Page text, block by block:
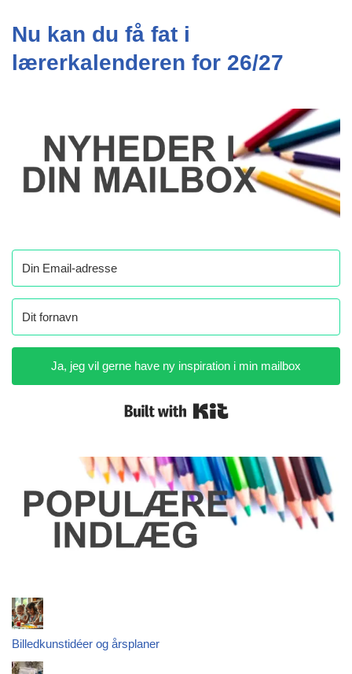
Nu kan du få fat i
lærerkalenderen for 26/27
Ja, jeg vil gerne have ny inspiration i min mailbox
Billedkunstidéer og årsplaner